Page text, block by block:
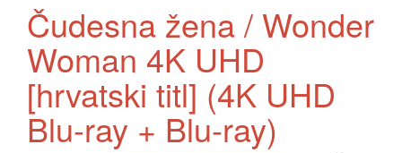
Čudesna žena / Wonder
Woman 4K UHD
[hrvatski titl] (4K UHD
Blu-ray + Blu-ray)